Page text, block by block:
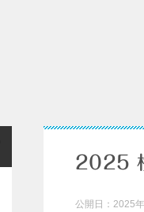
2025
公開日： 2025